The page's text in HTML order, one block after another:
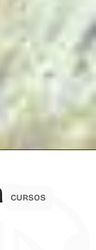
CURSOS